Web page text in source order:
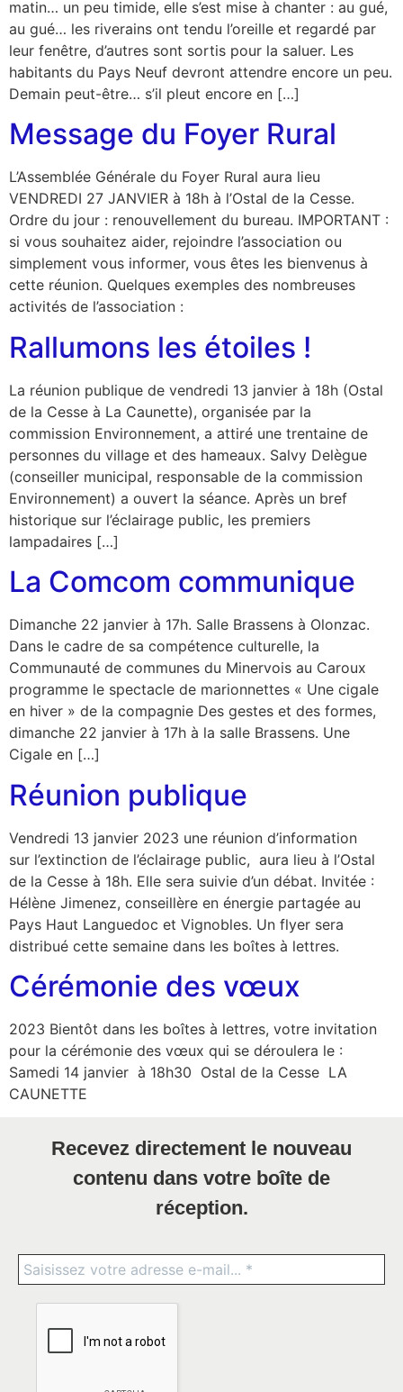
matin… un peu timide, elle s’est mise à chanter : au gué,
au gué… les riverains ont tendu l’oreille et regardé par
leur fenêtre, d’autres sont sortis pour la saluer. Les
habitants du Pays Neuf devront attendre encore un peu.
Demain peut-être… s’il pleut encore en […]
Message du Foyer Rural
L’Assemblée Générale du Foyer Rural aura lieu
VENDREDI 27 JANVIER à 18h à l’Ostal de la Cesse.
Ordre du jour : renouvellement du bureau. IMPORTANT :
si vous souhaitez aider, rejoindre l’association ou
simplement vous informer, vous êtes les bienvenus à
cette réunion. Quelques exemples des nombreuses
activités de l’association :
Rallumons les étoiles !
La réunion publique de vendredi 13 janvier à 18h (Ostal
de la Cesse à La Caunette), organisée par la
commission Environnement, a attiré une trentaine de
personnes du village et des hameaux. Salvy Delègue
(conseiller municipal, responsable de la commission
Environnement) a ouvert la séance. Après un bref
historique sur l’éclairage public, les premiers
lampadaires […]
La Comcom communique
Dimanche 22 janvier à 17h. Salle Brassens à Olonzac.
Dans le cadre de sa compétence culturelle, la
Communauté de communes du Minervois au Caroux
programme le spectacle de marionnettes « Une cigale
en hiver » de la compagnie Des gestes et des formes,
dimanche 22 janvier à 17h à la salle Brassens. Une
Cigale en […]
Réunion publique
Vendredi 13 janvier 2023 une réunion d’information
sur l’extinction de l’éclairage public, aura lieu à l’Ostal
de la Cesse à 18h. Elle sera suivie d’un débat. Invitée :
Hélène Jimenez, conseillère en énergie partagée au
Pays Haut Languedoc et Vignobles. Un flyer sera
distribué cette semaine dans les boîtes à lettres.
Cérémonie des vœux
2023 Bientôt dans les boîtes à lettres, votre invitation
pour la cérémonie des vœux qui se déroulera le :
Samedi 14 janvier à 18h30 Ostal de la Cesse LA
CAUNETTE
Recevez directement le nouveau
contenu dans votre boîte de
réception.